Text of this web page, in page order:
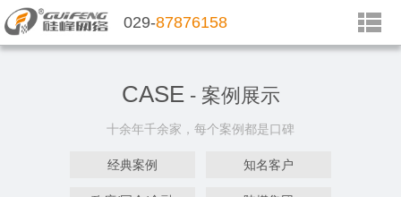
029-87876158
CASE- 案例展示
十余年千余家，每个案例都是口碑
经典案例 知名客户